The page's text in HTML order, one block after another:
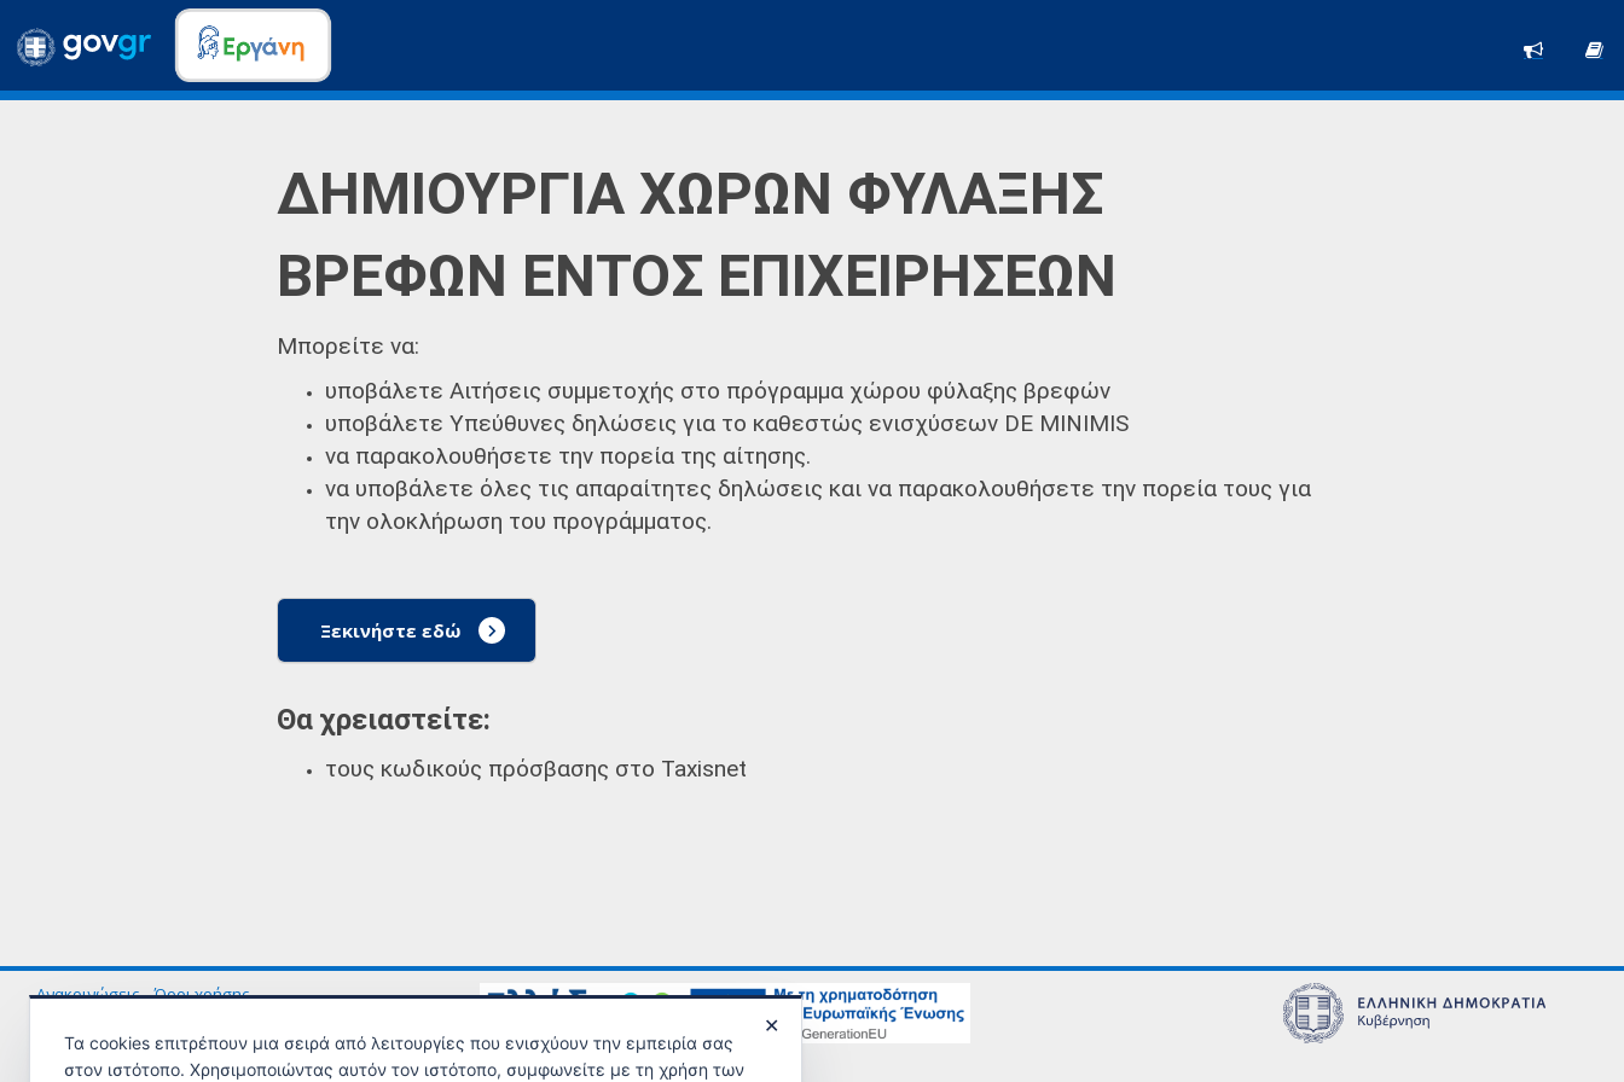
ΔΗΜΙΟΥΡΓΙΑ ΧΩΡΩΝ ΦΥΛΑΞΗΣ
ΒΡΕΦΩΝ ΕΝΤΟΣ ΕΠΙΧΕΙΡΗΣΕΩΝ
Μπορείτε να:
υποβάλετε Αιτήσεις συμμετοχής στο πρόγραμμα χώρου φύλαξης βρεφών
υποβάλετε Υπεύθυνες δηλώσεις για το καθεστώς ενισχύσεων DE MINIMIS
να παρακολουθήσετε την πορεία της αίτησης.
να υποβάλετε όλες τις απαραίτητες δηλώσεις και να παρακολουθήσετε την πορεία τους για
την ολοκλήρωση του προγράμματος.
Ξεκινήστε εδώ
Θα χρειαστείτε:
τους κωδικούς πρόσβασης στο Taxisnet
Ανακοινώσεις Όροι χρήσης
© Copyright 2023 - Υλοποίηση από τοΥπουργείο Εργασίας και Κοινωνικής Ασφάλισης
✕
Τα cookies επιτρέπουν μια σειρά από λειτουργίες που ενισχύουν την εμπειρία σας
στον ιστότοπο. Χρησιμοποιώντας αυτόν τον ιστότοπο, συμφωνείτε με τη χρήση των